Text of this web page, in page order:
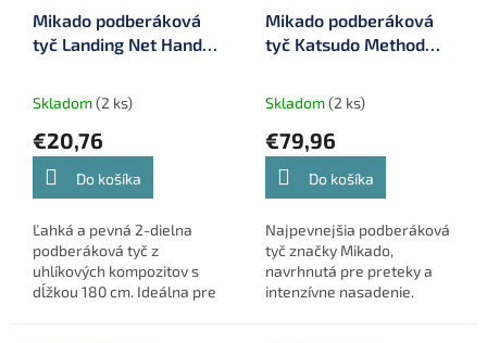
Mikado podberáková
tyč Landing Net Handle
(S14-32-182)
Skladom(2 ks)
€20,76
Do košíka
Ľahká a pevná 2-dielna
podberáková tyč z
uhlíkových kompozitov s
dĺžkou 180 cm. Ideálna pre
Mikado podberáková
tyč Katsudo Method
(WAA022-360)
Skladom(2 ks)
€79,96
Do košíka
Najpevnejšia podberáková
tyč značky Mikado,
navrhnutá pre preteky a
intenzívne nasadenie.